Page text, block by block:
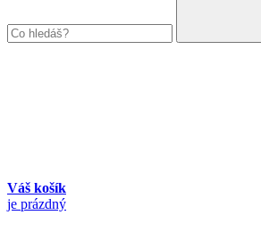
Váš košík
je prázdný